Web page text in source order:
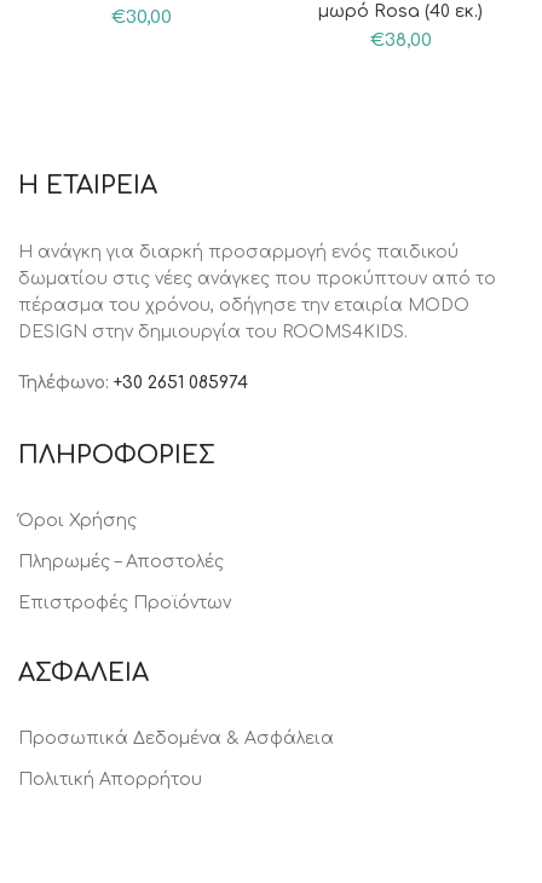
€30,00
μωρό Rosa (40 εκ.)
€38,00
Η ΕΤΑΙΡΕΙΑ
Η ανάγκη για διαρκή προσαρμογή ενός παιδικού
δωματίου στις νέες ανάγκες που προκύπτουν από το
πέρασμα του χρόνου, oδήγησε την εταιρία MODO
DESIGN στην δημιουργία του ROOMS4KIDS.
Τηλέφωνο: +30 2651 085974
ΠΛΗΡΟΦΟΡΙΕΣ
Όροι Χρήσης
Πληρωμές – Αποστολές
Επιστροφές Προϊόντων
ΑΣΦΑΛΕΙΑ
Προσωπικά Δεδομένα & Ασφάλεια
Πολιτική Απορρήτου